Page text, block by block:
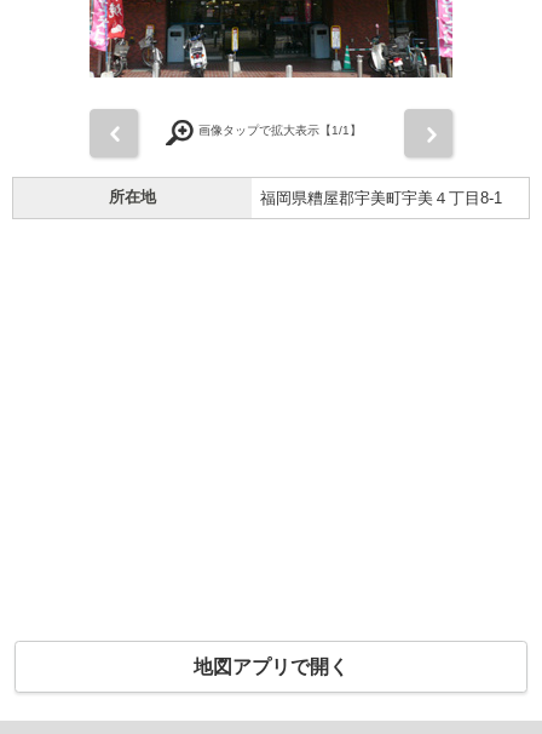
画像タップで拡大表示【1/1】
所在地 福岡県糟屋郡宇美町宇美４丁目8-1
地図アプリで開く